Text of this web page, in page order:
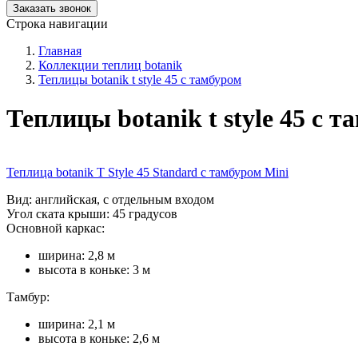
Заказать звонок
Строка навигации
Главная
Коллекции теплиц botanik
Теплицы botanik t style 45 с тамбуром
Теплицы botanik t style 45 с
Теплица botanik T Style 45 Standard с тамбуром Mini
Вид: английская, с отдельным входом
Угол ската крыши: 45 градусов
Основной каркас:
ширина: 2,8 м
высота в коньке: 3 м
Тамбур:
ширина: 2,1 м
высота в коньке: 2,6 м